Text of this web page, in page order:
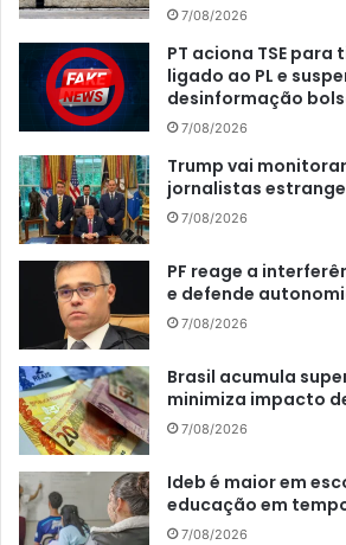
7/08/2026
PT aciona TSE
ligado ao PL e
desinformação
7/08/2026
Trump vai
jornalistas
7/08/2026
PF reage a
e defende
7/08/2026
Brasil acumula
minimiza impacto
7/08/2026
Ideb é maior em
educação em
7/08/2026